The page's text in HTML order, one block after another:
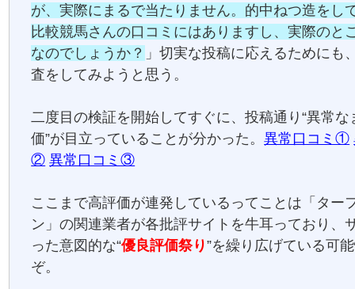
が、実際にまるで当たりません。的中ねつ造をし
比較競馬さんの口コミにはありますし、実際のと
なのでしょうか？ 」切実な投稿に応えるためにも
査をしてみようと思う。
二度目の検証を開始してすぐに、投稿通り“異常な
価”が目立っていることが分かった。異常口コミ①
② 異常口コミ③
ここまで高評価が連発しているってことは「ター
ン」の関連業者が各批評サイトを牛耳っており、
った意図的な“優良評価祭り”を繰り広げている可
ぞ。